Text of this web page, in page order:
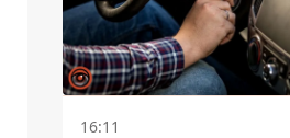
16:11